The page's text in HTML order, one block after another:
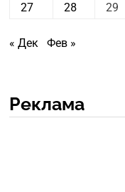
27
28 29
« Дек Фев »
Реклама